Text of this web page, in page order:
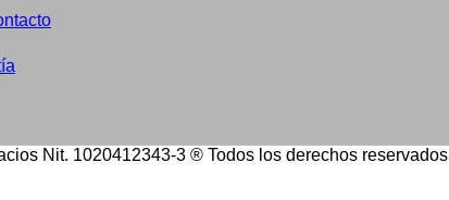
Nit. 1020412343-3 ® Todos los derechos reservados